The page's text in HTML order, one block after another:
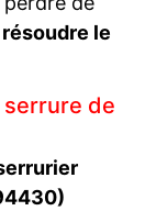
résoudre le
serrure de